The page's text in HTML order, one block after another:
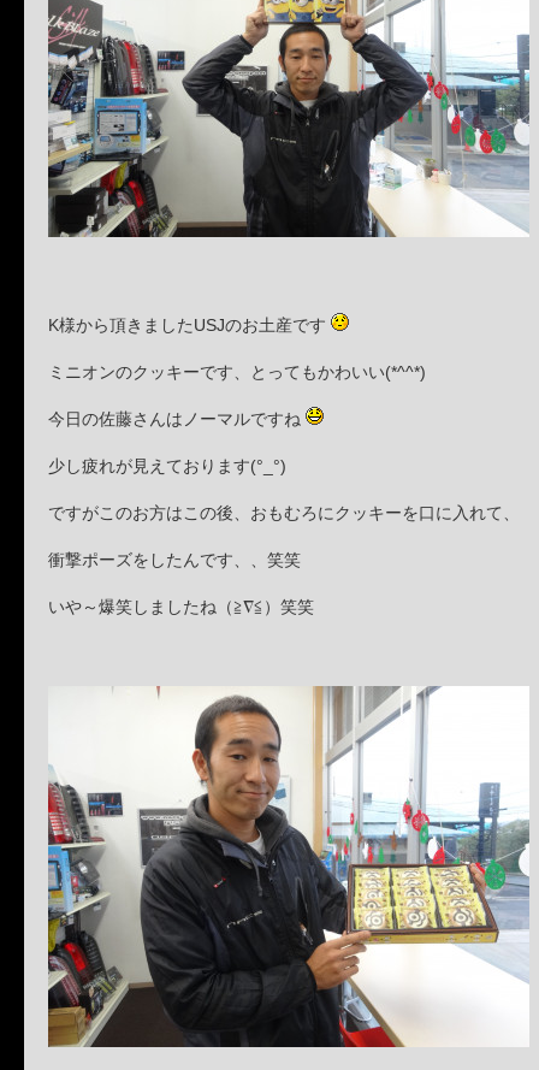
K様から頂きましたUSJのお土産です
ミニオンのクッキーです、とってもかわいい(*^^*)
今日の佐藤さんはノーマルですね
少し疲れが見えております(°_°)
ですがこのお方はこの後、おもむろにクッキーを口に入れて、
衝撃ポーズをしたんです、、笑笑
いや～爆笑しましたね（≧∇≦）笑笑